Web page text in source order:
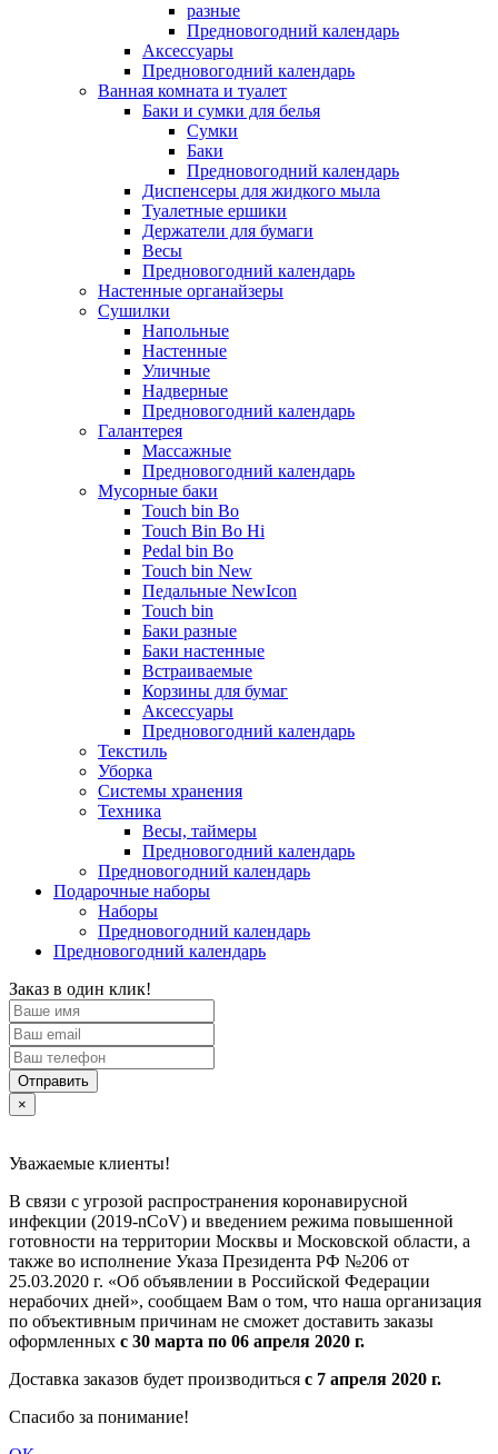
разные
Предновогодний календарь
Аксессуары
Предновогодний календарь
Ванная комната и туалет
Баки и сумки для белья
Сумки
Баки
Предновогодний календарь
Диспенсеры для жидкого мыла
Туалетные ершики
Держатели для бумаги
Весы
Предновогодний календарь
Настенные органайзеры
Сушилки
Напольные
Настенные
Уличные
Надверные
Предновогодний календарь
Галантерея
Массажные
Предновогодний календарь
Мусорные баки
Touch bin Bo
Touch Bin Bo Hi
Pedal bin Bo
Touch bin New
Педальные NewIcon
Touch bin
Баки разные
Баки настенные
Встраиваемые
Корзины для бумаг
Аксессуары
Предновогодний календарь
Текстиль
Уборка
Системы хранения
Техника
Весы, таймеры
Предновогодний календарь
Предновогодний календарь
Подарочные наборы
Наборы
Предновогодний календарь
Предновогодний календарь
Заказ в один клик!
Отправить
×
Уважаемые клиенты!
В связи с угрозой распространения коронавирусной
инфекции (2019-nCoV) и введением режима повышенной
готовности на территории Москвы и Московской области, а
также во исполнение Указа Президента РФ №206 от
25.03.2020 г. «Об объявлении в Российской Федерации
нерабочих дней», сообщаем Вам о том, что наша организация
по объективным причинам не сможет доставить заказы
оформленных с 30 марта по 06 апреля 2020 г.
Доставка заказов будет производиться с 7 апреля 2020 г.
Спасибо за понимание!